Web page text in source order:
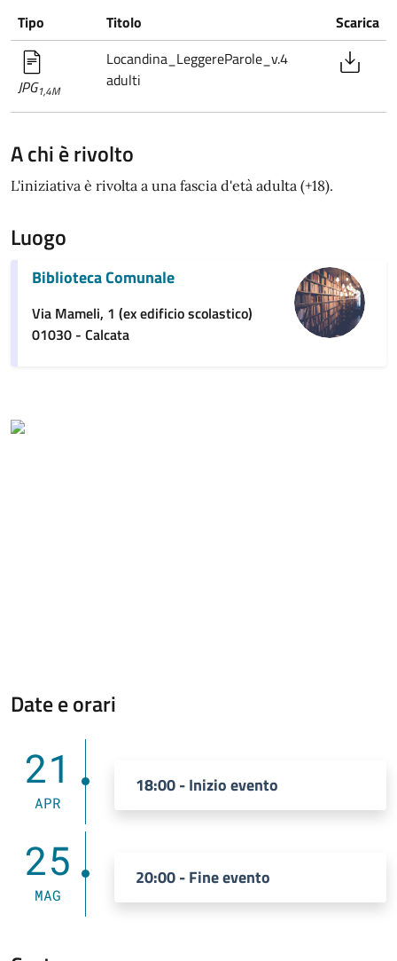
Tipo Titolo Scarica
JPG1,4M
Locandina_LeggereParole_v.4
adulti
A chi è rivolto
L'iniziativa è rivolta a una fascia d'età adulta (+18).
Luogo
Biblioteca Comunale
Via Mameli, 1 (ex edificio scolastico)
01030 - Calcata
Date e orari
21
APR
18:00 - Inizio evento
25
MAG
20:00 - Fine evento